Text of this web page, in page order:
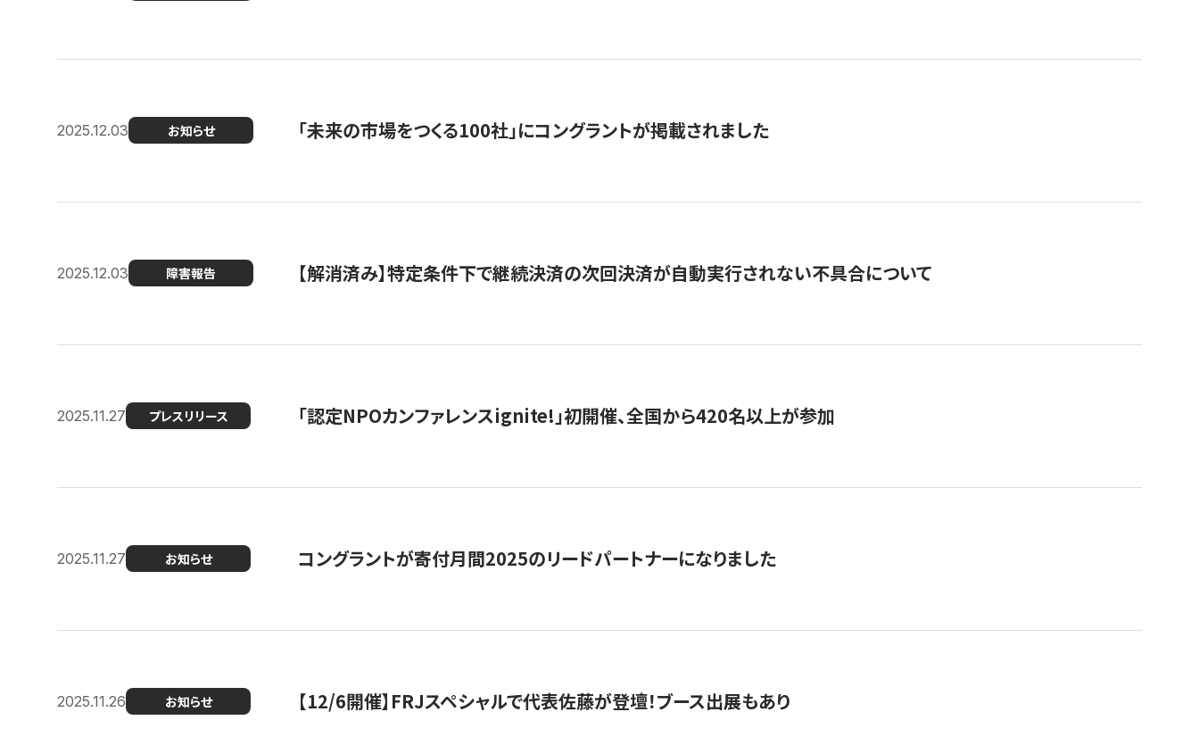
2025.12.03 お知らせ 「未来の市場をつくる100社」にコングラントが掲載されました
2025.12.03 障害報告 【解消済み】特定条件下で継続決済の次回決済が自動実行されない不具合について
2025.11.27 プレスリリース 「認定NPOカンファレンスignite!」初開催、全国から420名以上が参加
2025.11.27 お知らせ コングラントが寄付月間2025のリードパートナーになりました
2025.11.26 お知らせ 【12/6開催】FRJスペシャルで代表佐藤が登壇！ブース出展もあり